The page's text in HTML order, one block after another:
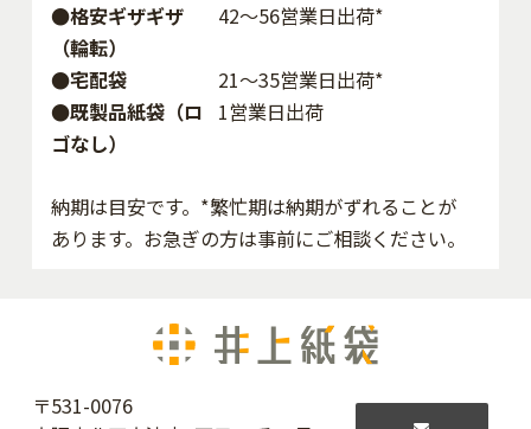
●格安ギザギザ
（輪転）
42〜56営業日出荷*
●宅配袋
21～35営業日出荷*
●既製品紙袋（ロ
ゴなし）
1営業日出荷
納期は目安です。*繁忙期は納期がずれることが
あります。お急ぎの方は事前にご相談ください。
〒531-0076